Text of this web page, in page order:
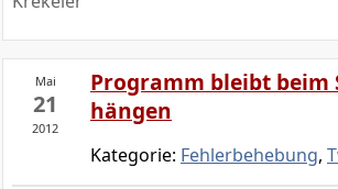
Mai
21
2012
Programm bleibt beim
hängen
Kategorie: Fehlerbehebung,